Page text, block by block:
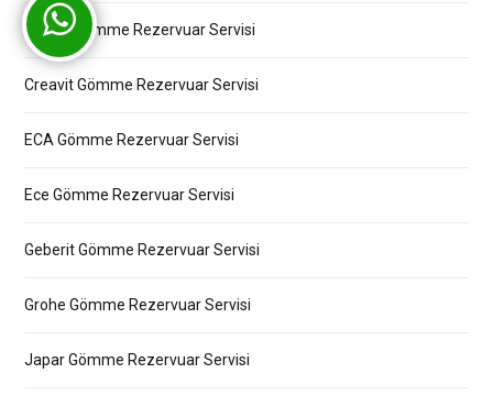
Bocchi Gömme Rezervuar Servisi
Creavit Gömme Rezervuar Servisi
ECA Gömme Rezervuar Servisi
Ece Gömme Rezervuar Servisi
Geberit Gömme Rezervuar Servisi
Grohe Gömme Rezervuar Servisi
Japar Gömme Rezervuar Servisi